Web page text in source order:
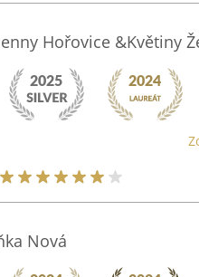
Hořovice &Květiny
Nová